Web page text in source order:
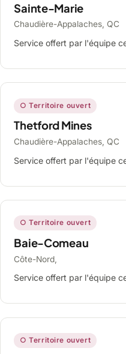
Sainte-Marie
Chaudière-Appalaches, QC
Service offert par l'équipe
○ Territoire ouvert
Thetford Mines
Chaudière-Appalaches, QC
Service offert par l'équipe
○ Territoire ouvert
Baie-Comeau
Côte-Nord,
Service offert par l'équipe
○ Territoire ouvert